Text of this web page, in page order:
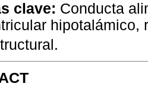
clave: Conducta
hipotalámico,